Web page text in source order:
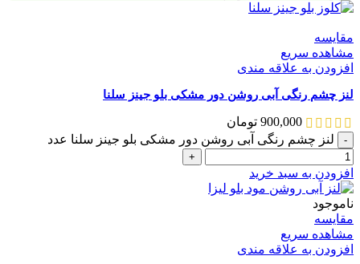
مقایسه
مشاهده سریع
افزودن به علاقه مندی
لنز چشم رنگی آبی روشن دور مشکی بلو جینز سلنا
900,000 تومان
لنز چشم رنگی آبی روشن دور مشکی بلو جینز سلنا عدد
افزودن به سبد خرید
ناموجود
مقایسه
مشاهده سریع
افزودن به علاقه مندی